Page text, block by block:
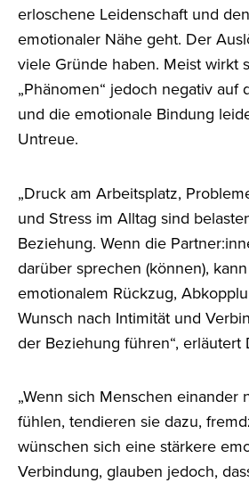
erloschene Leidenschaft und
emotionaler Nähe geht. Der
viele Gründe haben. Meist wirkt
„Phänomen“ jedoch negativ auf
und die emotionale Bindung
Untreue.
„Druck am Arbeitsplatz,
und Stress im Alltag sind
Beziehung. Wenn die
darüber sprechen (können),
emotionalem Rückzug,
Wunsch nach Intimität und
der Beziehung führen“, erläutert
„Wenn sich Menschen einander
fühlen, tendieren sie dazu,
wünschen sich eine stärkere
Verbindung, glauben jedoch,